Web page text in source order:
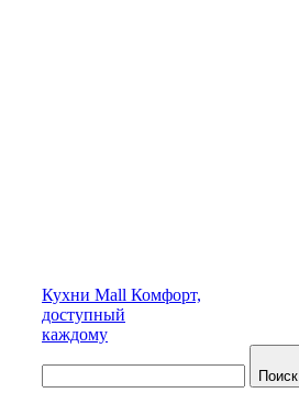
Кухни Mall Комфорт,
доступный
каждому
Поиск